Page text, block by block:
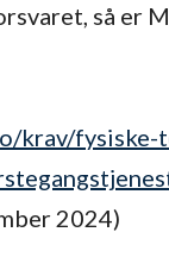
så er
krav/
2024)